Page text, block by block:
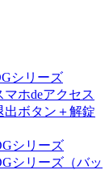
シリーズ
マホdeアクセス
出ボタン＋解錠
シリーズ
シリーズ（バッ